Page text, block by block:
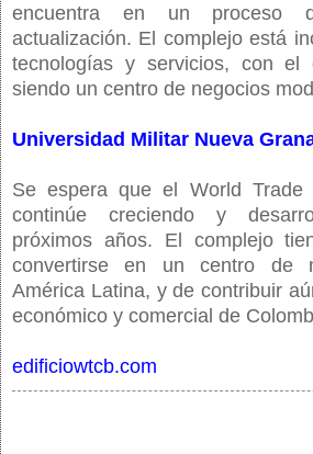
encuentra en un proceso
actualización. El complejo está
tecnologías y servicios, con el
siendo un centro de negocios
Universidad Militar Nueva
Se espera que el World Trade
continúe creciendo y
próximos años. El complejo
convertirse en un centro de
América Latina, y de contribuir
económico y comercial de
edificiowtcb.com